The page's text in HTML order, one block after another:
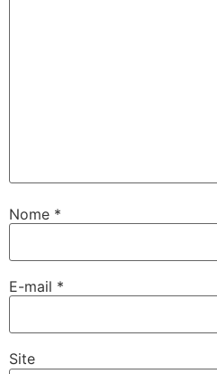
Nome *
E-mail *
Site